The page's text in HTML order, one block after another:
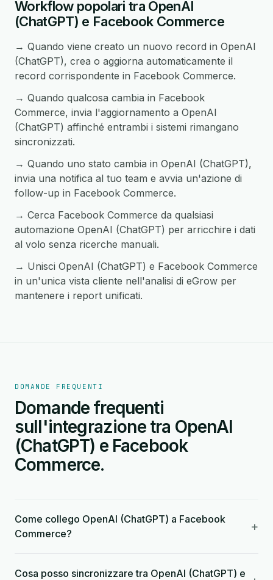
Workflow popolari tra OpenAI
(ChatGPT) e Facebook Commerce
→ Quando viene creato un nuovo record in OpenAI
(ChatGPT), crea o aggiorna automaticamente il
record corrispondente in Facebook Commerce.
→ Quando qualcosa cambia in Facebook
Commerce, invia l'aggiornamento a OpenAI
(ChatGPT) affinché entrambi i sistemi rimangano
sincronizzati.
→ Quando uno stato cambia in OpenAI (ChatGPT),
invia una notifica al tuo team e avvia un'azione di
follow-up in Facebook Commerce.
→ Cerca Facebook Commerce da qualsiasi
automazione OpenAI (ChatGPT) per arricchire i dati
al volo senza ricerche manuali.
→ Unisci OpenAI (ChatGPT) e Facebook Commerce
in un'unica vista cliente nell'analisi di eGrow per
mantenere i report unificati.
DOMANDE FREQUENTI
Domande frequenti
sull'integrazione tra OpenAI
(ChatGPT) e Facebook
Commerce.
Come collego OpenAI (ChatGPT) a Facebook
Commerce?
+
Cosa posso sincronizzare tra OpenAI (ChatGPT) e